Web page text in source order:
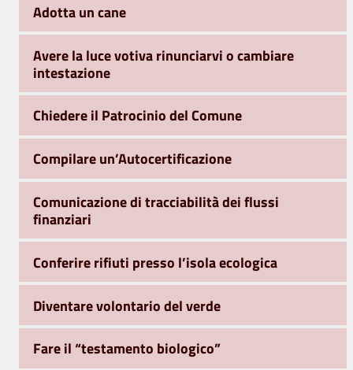
Adotta un cane
Avere la luce votiva rinunciarvi o cambiare
intestazione
Chiedere il Patrocinio del Comune
Compilare un’Autocertificazione
Comunicazione di tracciabilità dei flussi
finanziari
Conferire rifiuti presso l’isola ecologica
Diventare volontario del verde
Fare il “testamento biologico”